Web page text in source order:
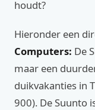
houdt?
Hieronder een
Computers: De
maar een
duikvakanties in
900). De Suunto